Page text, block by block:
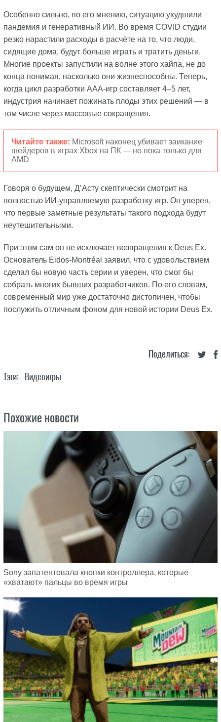
Особенно сильно, по его мнению, ситуацию ухудшили
пандемия и генеративный ИИ. Во время COVID студии
резко нарастили расходы в расчёте на то, что люди,
сидящие дома, будут больше играть и тратить деньги.
Многие проекты запустили на волне этого хайпа, не до
конца понимая, насколько они жизнеспособны. Теперь,
когда цикл разработки AAA-игр составляет 4–5 лет,
индустрия начинает пожинать плоды этих решений — в
том числе через массовые сокращения.
Читайте также: Microsoft наконец убивает заикание
шейдеров в играх Xbox на ПК — но пока только для
AMD
Говоря о будущем, Д’Асту скептически смотрит на
полностью ИИ-управляемую разработку игр. Он уверен,
что первые заметные результаты такого подхода будут
неутешительными.
При этом сам он не исключает возвращения к Deus Ex.
Основатель Eidos-Montréal заявил, что с удовольствием
сделал бы новую часть серии и уверен, что смог бы
собрать многих бывших разработчиков. По его словам,
современный мир уже достаточно дистопичен, чтобы
послужить отличным фоном для новой истории Deus Ex.
Поделиться:
Тэги: Видеоигры
Похожие новости
Sony запатентовала кнопки контроллера, которые
«хватают» пальцы во время игры